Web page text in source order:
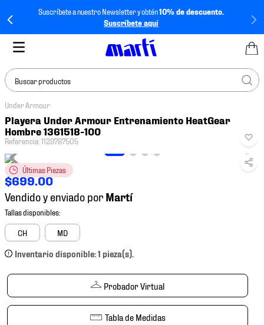
Suscríbete a nuestro Newsletter y obtén10% de descuento.
Suscríbete aquí
Buscar productos
Under Armour
Playera Under Armour Entrenamiento HeatGear
Hombre 1361518-100
Referencia:1129787505
Últimas Piezas
$699.00
Vendido y enviado por
CH MD
Inventario disponible: 1 pieza(s).
Probador Virtual
Tabla de Medidas
TÉRMINOS MÁS
BUSCADOS
1.
tenis mujer
2.
tenis hombre
3.
tenis
4
tenis futbol
mochila
6.
jersey